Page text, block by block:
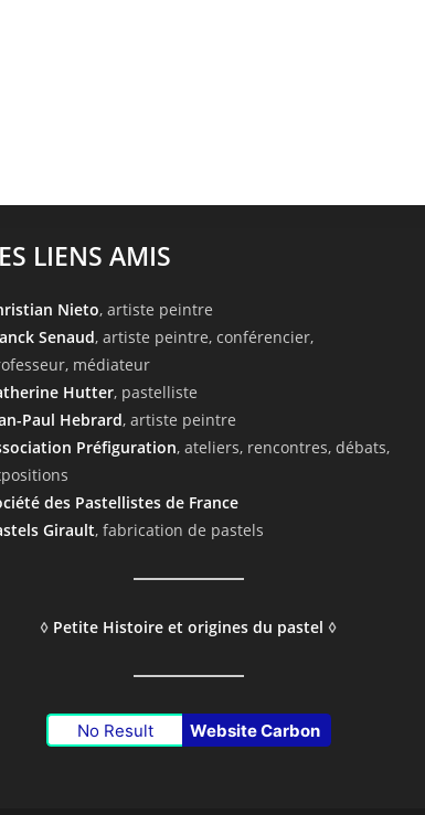
LIENS AMIS
Nieto, artiste peintre
Senaud, artiste peintre, conférencier,
médiateur
Hutter, pastelliste
Paul Hebrard, artiste peintre
Préfiguration, ateliers, rencontres, débats,
des Pastellistes de France
Girault, fabrication de pastels
◊ Petite Histoire et origines du pastel ◊
No Result Website Carbon